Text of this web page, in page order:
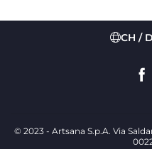
CH /
© 2023 - Artsana S.p.A. Via